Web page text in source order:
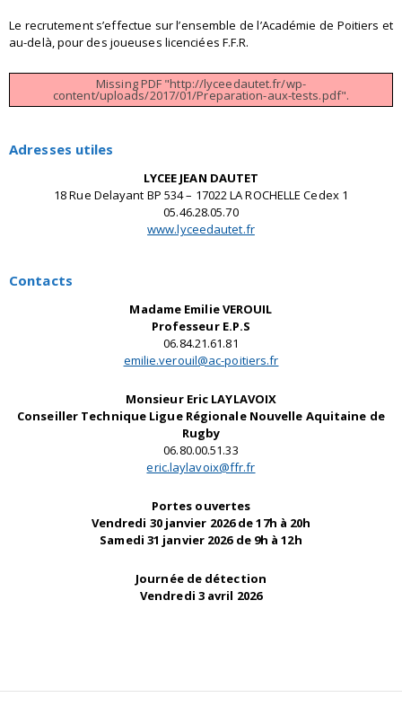
Le recrutement s’effectue sur l’ensemble de l’Académie de Poitiers et
au-delà, pour des joueuses licenciées F.F.R.
Missing PDF "http://lyceedautet.fr/wp-
content/uploads/2017/01/Preparation-aux-tests.pdf".
Adresses utiles
LYCEE JEAN DAUTET
18 Rue Delayant BP 534 – 17022 LA ROCHELLE Cedex 1
05.46.28.05.70
www.lyceedautet.fr
Contacts
Madame Emilie VEROUIL
Professeur E.P.S
06.84.21.61.81
emilie.verouil@ac-poitiers.fr
Monsieur Eric LAYLAVOIX
Conseiller Technique Ligue Régionale Nouvelle Aquitaine de
Rugby
06.80.00.51.33
eric.laylavoix@ffr.fr
Portes ouvertes
Vendredi 30 janvier 2026 de 17h à 20h
Samedi 31 janvier 2026 de 9h à 12h
Journée de détection
Vendredi 3 avril 2026